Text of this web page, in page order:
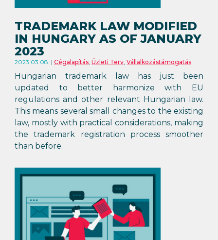
TRADEMARK LAW MODIFIED
IN HUNGARY AS OF JANUARY
2023
2023.03.08. Cégalapítás, Üzleti Terv, Vállalkozástámogatás
Hungarian trademark law has just been
updated to better harmonize with EU
regulations and other relevant Hungarian law.
This means several small changes to the existing
law, mostly with practical considerations, making
the trademark registration process smoother
than before.